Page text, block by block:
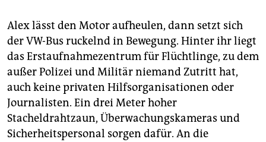
Alex lässt den Motor aufheulen, dann setzt sich
der VW-Bus ruckelnd in Bewegung. Hinter ihr liegt
das Erstaufnahmezentrum für Flüchtlinge, zu dem
außer Polizei und Militär niemand Zutritt hat,
auch keine privaten Hilfsorganisationen oder
Journalisten. Ein drei Meter hoher
Stacheldrahtzaun, Überwachungskameras und
Sicherheitspersonal sorgen dafür. An die